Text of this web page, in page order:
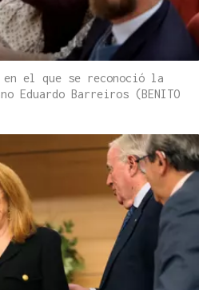
en el que se reconoció la
Eduardo Barreiros (BENITO